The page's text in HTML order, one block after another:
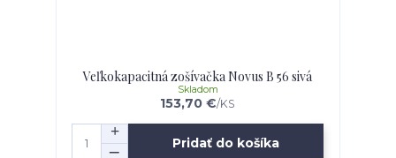
Veľkokapacitná zošívačka Novus B 56 sivá
153,70 €/KS
Skladom
Pridať do košíka